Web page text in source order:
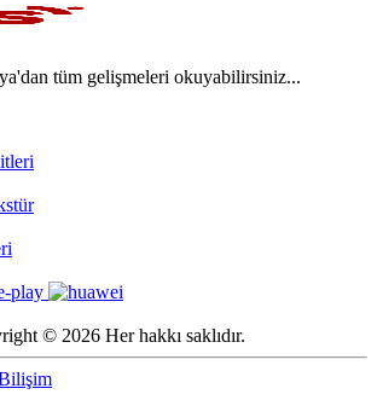
tüm gelişmeleri okuyabilirsiniz...
© 2026 Her hakkı saklıdır.